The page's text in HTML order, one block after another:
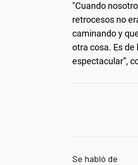
"Cuando
retrocesos no
caminando y
otra cosa. Es
espectacular”,
Se habló de